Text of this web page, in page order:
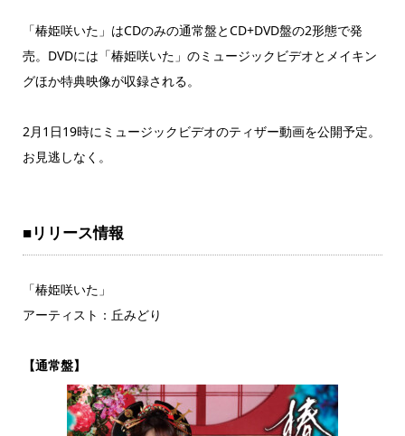
「椿姫咲いた」はCDのみの通常盤とCD+DVD盤の2形態で発
売。DVDには「椿姫咲いた」のミュージックビデオとメイキン
グほか特典映像が収録される。
2月1日19時にミュージックビデオのティザー動画を公開予定。
お見逃しなく。
■リリース情報
「椿姫咲いた」
アーティスト：丘みどり
【通常盤】